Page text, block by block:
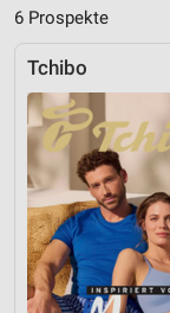
6 Prospekte
Tchibo
Inhalten
IAB-Besonderheiten:
Verwendung
Geräte anhand
Informationen
Nicht-IAB-
Notwendig
Performance